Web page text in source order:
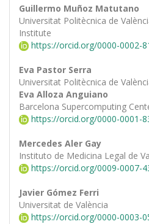
Guillermo Muñoz Matutano
Universitat Politècnica de
Institute
https://orcid.org/0000-0002-
Eva Pastor Serra
Universitat Politècnica de
Eva Alloza Anguiano
Barcelona Supercomputing
https://orcid.org/0000-0001-
Mercedes Aler Gay
Instituto de Medicina Legal de
https://orcid.org/0009-0007-
Javier Gómez Ferri
Universitat de València
https://orcid.org/0000-0003-